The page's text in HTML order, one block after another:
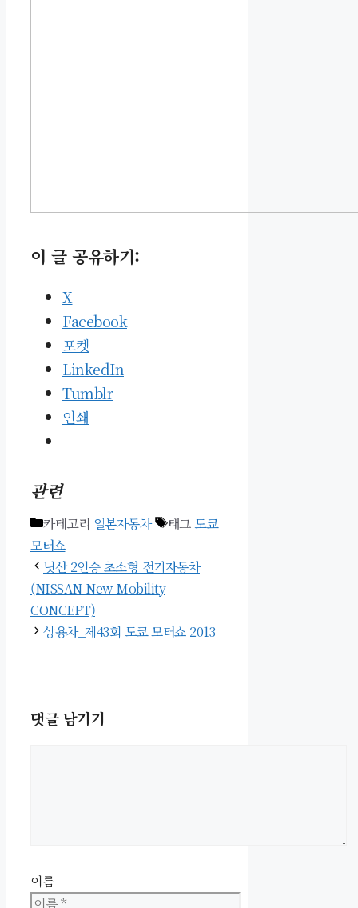
이 글 공유하기:
X
Facebook
포켓
LinkedIn
Tumblr
인쇄
관련
카테고리 일본자동차 태그도쿄
모터쇼
닛산 2인승 초소형 전기자동차
(NISSAN New Mobility
CONCEPT)
상용차_제43회 도쿄 모터쇼 2013
댓글 남기기
이름